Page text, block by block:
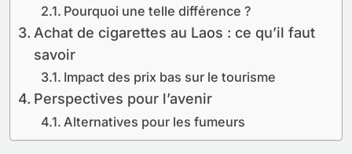
Pourquoi une telle différence ?
Achat de cigarettes au Laos : ce qu’il faut
savoir
Impact des prix bas sur le tourisme
Perspectives pour l’avenir
Alternatives pour les fumeurs